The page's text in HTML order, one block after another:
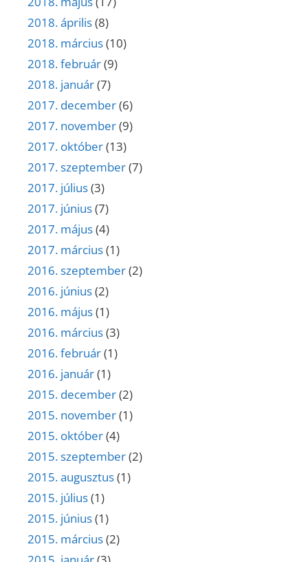
2018. április(8)
2018. március(10)
2018. február(9)
2018. január(7)
2017. december(6)
2017. november(9)
2017. október(13)
2017. szeptember(7)
2017. július(3)
2017. június(7)
2017. május(4)
2017. március(1)
2016. szeptember(2)
2016. június(2)
2016. május(1)
2016. március(3)
2016. február(1)
2016. január(1)
2015. december(2)
2015. november(1)
2015. október(4)
2015. szeptember(2)
2015. augusztus(1)
2015. július(1)
2015. június(1)
2015. március(2)